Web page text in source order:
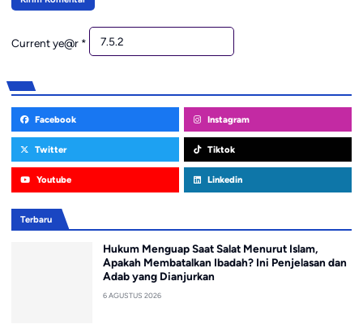
Current ye@r *
Facebook Instagram
Twitter Tiktok
Youtube Linkedin
Terbaru
Hukum Menguap Saat Salat Menurut Islam,
Apakah Membatalkan Ibadah? Ini Penjelasan dan
Adab yang Dianjurkan
6 AGUSTUS 2026